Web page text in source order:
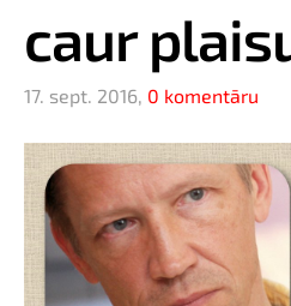
caur
17. sept. 2016, 0 komentāru